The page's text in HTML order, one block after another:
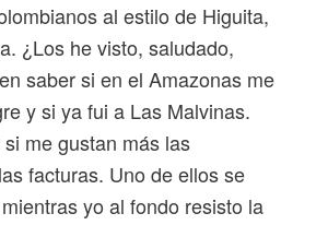
al estilo de Higuita,
¿Los he visto, saludado,
saber si en el Amazonas me
y si ya fui a Las Malvinas.
me gustan más las
facturas. Uno de ellos se
yo al fondo resisto la